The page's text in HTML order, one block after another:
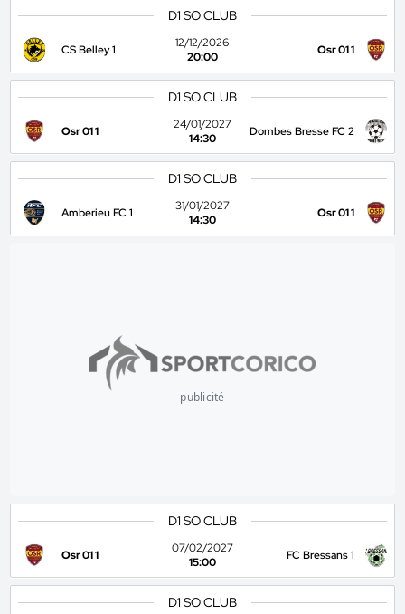
D1 SO CLUB
CS Belley 1
12/12/2026
20:00
Osr 01 1
D1 SO CLUB
Osr 01 1
24/01/2027
14:30
Dombes Bresse FC 2
D1 SO CLUB
Amberieu FC 1
31/01/2027
14:30
Osr 01 1
publicité
D1 SO CLUB
Osr 01 1
07/02/2027
15:00
FC Bressans 1
D1 SO CLUB